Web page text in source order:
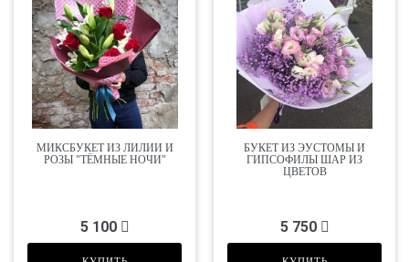
МИКСБУКЕТ ИЗ ЛИЛИИ И
РОЗЫ "ТЁМНЫЕ НОЧИ"
5 100
БУКЕТ ИЗ ЭУСТОМЫ И
ГИПСОФИЛЫ ШАР ИЗ
ЦВЕТОВ
5 750